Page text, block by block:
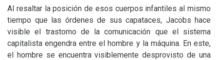
Al resaltar la posición de esos cuerpos infantiles al mismo
tiempo que las órdenes de sus capataces, Jacobs hace
visible el trastorno de la comunicación que el sistema
capitalista engendra entre el hombre y la máquina. En este,
el hombre se encuentra visiblemente desprovisto de una